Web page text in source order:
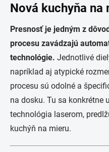
Nová kuchyňa na
Presnosť je jedným z
procesu zavádzajú
technológie. Jednotlivé
napríklad aj atypické
procesu sú odolné a
na dosku. Tu sa konkrétne
technológia laserom,
kuchýň na mieru.